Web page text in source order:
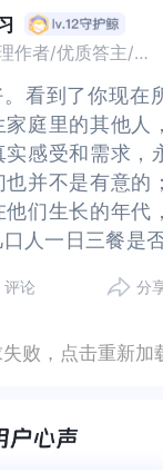
链接这份包含
背后，已然包
到越努力、越
用物理边界塑
带着沉默的一
性，也用一道
会换来一句“不
无伤大雅，对你
明白，所有的
企图用其推动
。2、做好自我
关于你担心会被
基本财产在手
家族内以什么方
链接这份包含
背后，已然包
到越努力、越
用物理边界塑
带着沉默的一
性，也用一道
会换来一句“不
无伤大雅，对你
明白，所有的
企图用其推动
。2、做好自我
关于你担心会被
基本财产在手
家族内以什么方
但这些都有可
深层的客体丧
又有了新家，
罪的人，爸爸
这些都是需要
长程的咨询经
过很多次，但这
消化的哀伤。
仔细地体会了
看起来都是爱，
。你和表弟争
要妹妹的关心
有可能是一种
体丧失和客体
新家，还人生
，爸爸的爱也
是需要很充分
咨询经历，这
次，但这些依然
伤。你现实中
会了一下这句话
爱，但又都不是
争吵表达愤怒
心、你拒绝哥
，妹妹工作了
妹妹会怎么样
和他说不要录
道他删没删】
感觉被欺骗。
管控教养，可
评判，依附家
没有自主感，
否定、情感忽
的情形，就会
开。可以简单
，只是自己下意
化了家人的评
工作了吗？可
怎么样呢？【
不要录音他说好
删】，为什么
骗。父亲再婚
，可能让你下
附家人才能安
感，会习惯性
忽视造成的心
就会下意识地
简单判断一下
己下意识地担心
人的评判，时
互动达人/心理作者/优质答主/故事达人
看到了你现在
庭里的其他人
感受和需求，
并不是有意的
们生长的年代
人一日三餐是
了这以上第一
他们的父母并没
们会给你钱及
庭里的其他人
感受和需求，
并不是有意的
们生长的年代
人一日三餐是
上第一层，才谈
父母并没有倾听
你钱及房子，
评论 分
败，点击重新加